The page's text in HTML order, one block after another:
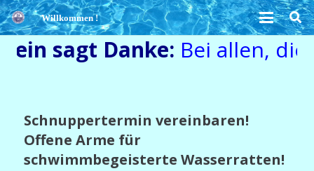
Willkommen !
sagt Danke:Bei allen, die
Schnuppertermin vereinbaren!
Offene Arme für
schwimmbegeisterte Wasserratten!